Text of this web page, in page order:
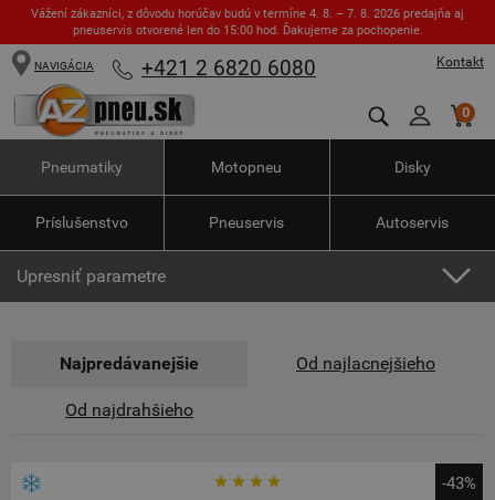
Vážení zákazníci, z dôvodu horúčav budú v termíne 4. 8. – 7. 8. 2026 predajňa aj
pneuservis otvorené len do 15:00 hod. Ďakujeme za pochopenie.
Kontakt
NAVIGÁCIA +421 2 6820 6080
0
Pneumatiky Motopneu Disky
Príslušenstvo Pneuservis Autoservis
Upresniť parametre
Najpredávanejšie Od najlacnejšieho
Od najdrahšieho
-43%